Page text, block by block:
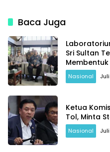
Baca Juga
Sri Sultan
Nasional
Ketua
Tol, Minta
Nasional